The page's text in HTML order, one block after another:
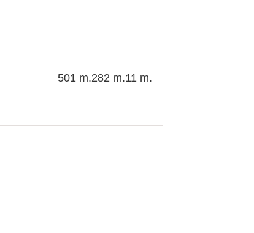
11 m.
282 m.
501 m.